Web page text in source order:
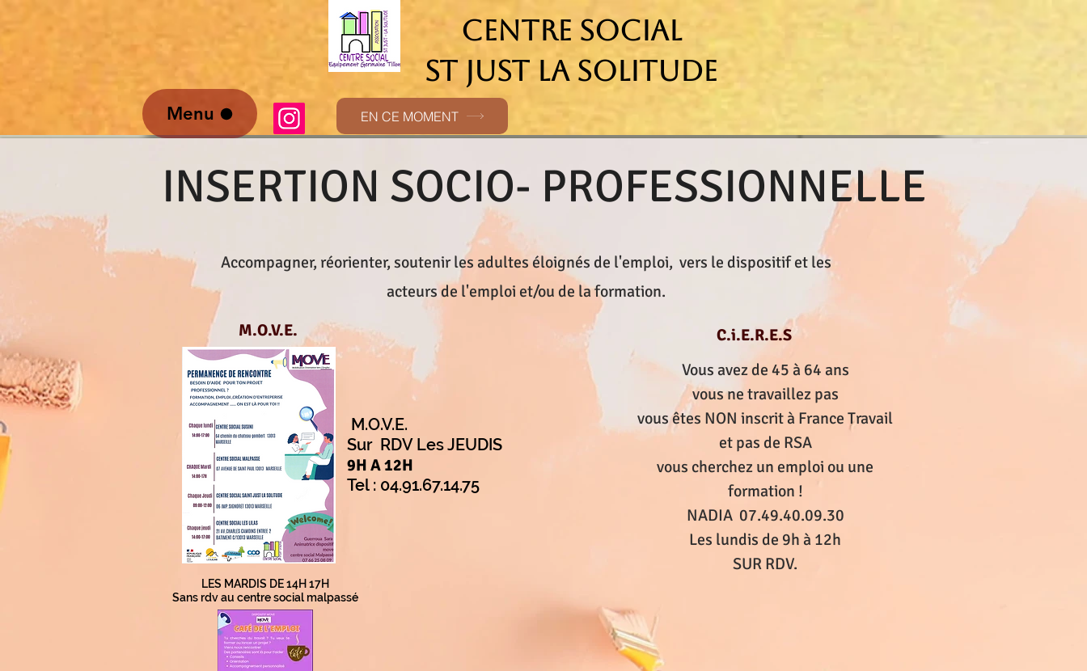
CENTRE SOCIAL
ST JUST LA SOLITUDE
Menu EN CE MOMENT
INSERTION SOCIO- PROFESSIONNELLE
Accompagner, réorienter, soutenir les adultes éloignés de l'emploi, vers le dispositif et les
acteurs de l'emploi et/ou de la formation.
M.O.V.E.
C.i.E.R.E.S
M.O.V.E.
Sur RDV Les JEUDIS
9H A 12H
Tel : 04.91.67.14.75
LES MARDIS DE 14H 17H
Sans rdv au centre social malpassé
Vous avez de 45 à 64 ans
vous ne travaillez pas
vous êtes NON inscrit à France Travail
et pas de RSA
vous cherchez un emploi ou une
formation !
NADIA 07.49.40.09.30
Les lundis de 9h à 12h
SUR RDV.​